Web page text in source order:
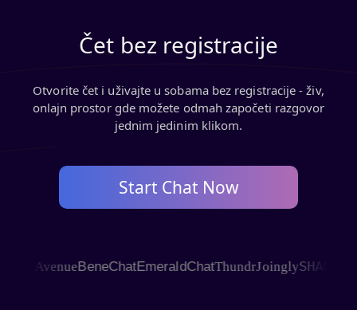
Čet bez registracije
Otvorite čet i uživajte u sobama bez registracije - živ,
onlajn prostor gde možete odmah započeti razgovor
jednim jedinim klikom.
Start Chat Now
AvenueBeneChatEmeraldChatThundrJoinglySHAGLE